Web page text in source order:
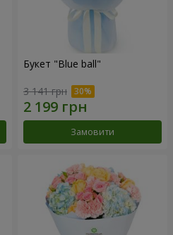
Букет "Blue ball"
3 141 грн
Замовити